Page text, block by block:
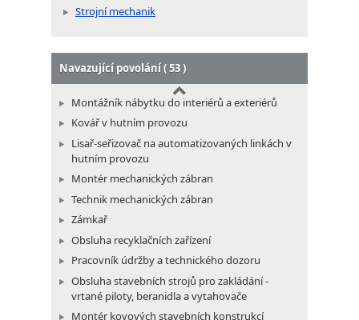
Strojní mechanik
Navazující povolání ( 53 )
Stavěč dekorací
Montážník nábytku do interiérů a exteriérů
Kovář v hutním provozu
Lisař-seřizovač na automatizovaných linkách v
hutním provozu
Montér mechanických zábran
Technik mechanických zábran
Zámkař
Obsluha recyklačních zařízení
Pracovník údržby a technického dozoru
Obsluha stavebních strojů pro zakládání -
vrtané piloty, beranidla a vytahovače
Montér kovových stavebních konstrukcí